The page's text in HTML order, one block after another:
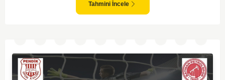
Tahmini İncele